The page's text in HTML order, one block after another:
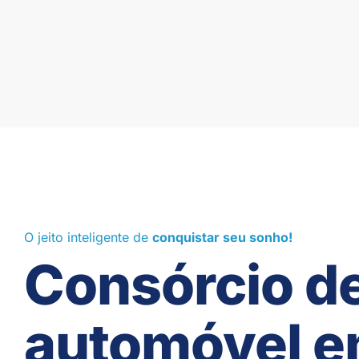
O jeito inteligente de conquistar seu sonho!
Consórcio
automóvel